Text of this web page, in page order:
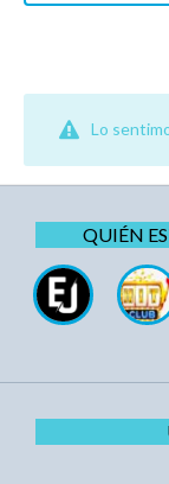
Lo
QUIÉN